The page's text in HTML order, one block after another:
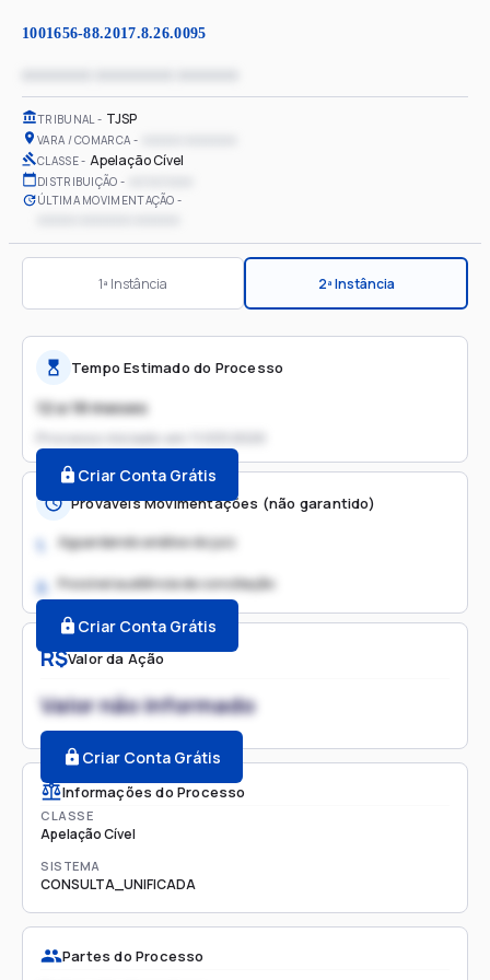
1001656-88.2017.8.26.0095
TRIBUNAL TJSP
VARA / COMARCA
CLASSE Apelação Cível
DISTRIBUIÇÃO
ÚLTIMA MOVIMENTAÇÃO
1ª Instância 2ª Instância
R$Valor da Ação
Valor não informado
Criar Conta Grátis
Informações do Processo
CLASSE
Apelação Cível
SISTEMA
CONSULTA_UNIFICADA
Partes do Processo
Tempo Estimado do Processo
12 a 18 meses
Processo iniciado em
Criar Conta Grátis
Prováveis Movimentações (não garantido)
1. Aguardando análise do juiz
2. Possível audiência de conciliação
Criar Conta Grátis